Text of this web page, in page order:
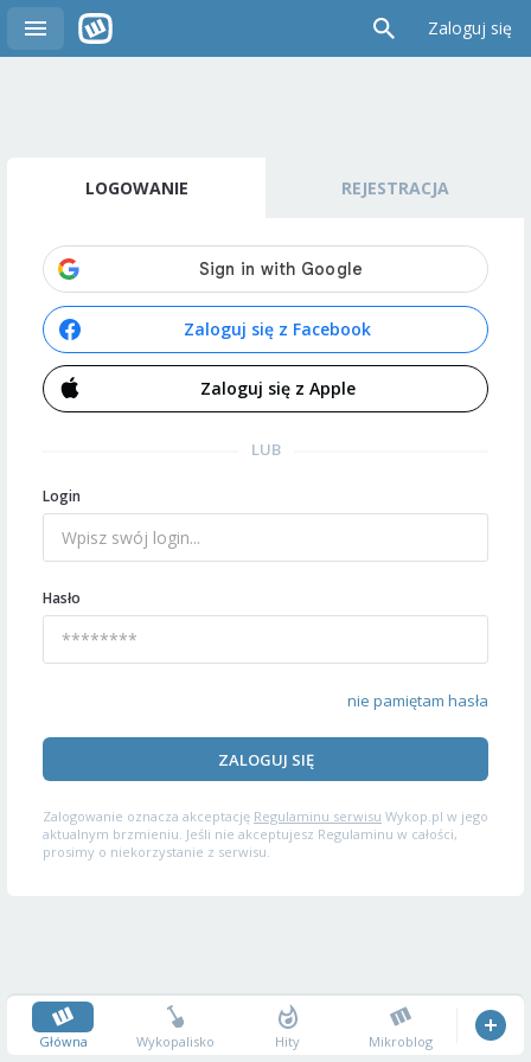
Zaloguj się
LOGOWANIE REJESTRACJA
Zaloguj się z Facebook
Zaloguj się z Apple
LUB
Login
Hasło
nie pamiętam hasła
ZALOGUJ SIĘ
Zalogowanie oznacza akceptację Regulaminu serwisu Wykop.pl w jego
aktualnym brzmieniu. Jeśli nie akceptujesz Regulaminu w całości,
prosimy o niekorzystanie z serwisu.
Główna Wykopalisko Hity Mikroblog